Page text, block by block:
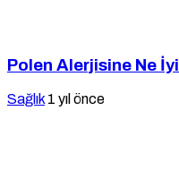
Polen Alerjisine Ne
Sağlık 1 yıl önce